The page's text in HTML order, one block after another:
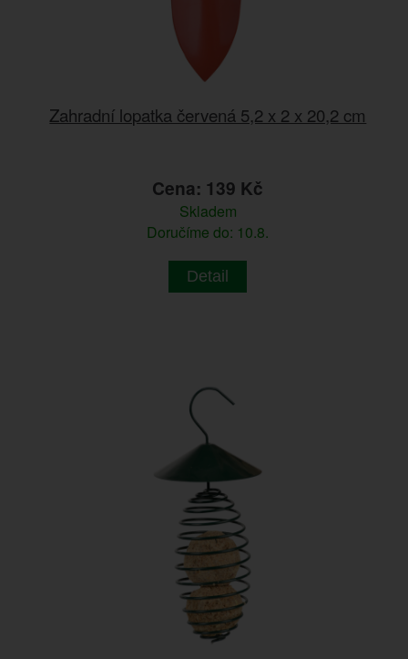
Zahradní lopatka červená 5,2 x 2 x 20,2 cm
Cena: 139 Kč
Skladem
Doručíme do: 10.8.
Detail